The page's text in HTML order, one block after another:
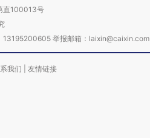
直100013号
举报邮箱：laixin@caixin.com
我们 友情链接